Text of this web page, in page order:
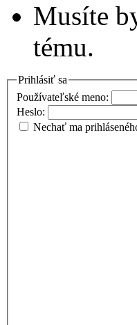
Musíte
tému.
Prihlásiť sa
Používateľské meno:
Heslo:
Nechať ma